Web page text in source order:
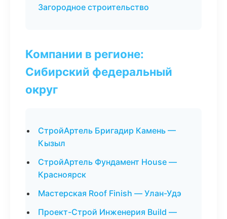
Загородное строительство
Компании в регионе:
Сибирский федеральный
округ
СтройАртель Бригадир Камень —
Кызыл
СтройАртель Фундамент House —
Красноярск
Мастерская Roof Finish — Улан-Удэ
Проект-Строй Инженерия Build —